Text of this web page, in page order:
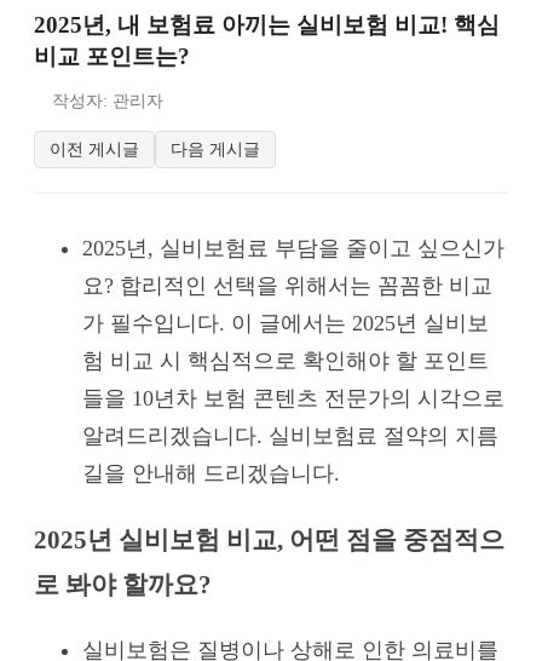
2025년, 내 보험료 아끼는 실비보험 비교! 핵심
비교 포인트는?
작성자: 관리자
이전 게시글 다음 게시글
2025년, 실비보험료 부담을 줄이고 싶으신가
요? 합리적인 선택을 위해서는 꼼꼼한 비교
가 필수입니다. 이 글에서는 2025년 실비보
험 비교 시 핵심적으로 확인해야 할 포인트
들을 10년차 보험 콘텐츠 전문가의 시각으로
알려드리겠습니다. 실비보험료 절약의 지름
길을 안내해 드리겠습니다.
2025년 실비보험 비교, 어떤 점을 중점적으
로 봐야 할까요?
실비보험은 질병이나 상해로 인한 의료비를